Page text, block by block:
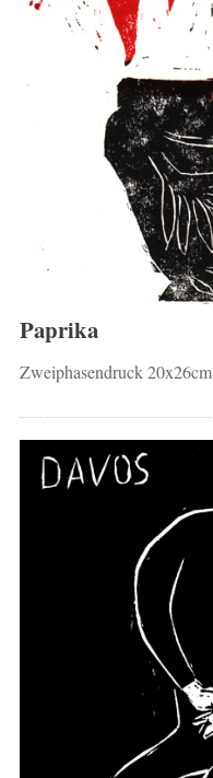
Paprika
Zweiphasendruck 20x26cm